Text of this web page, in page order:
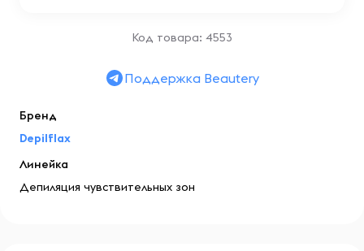
Код товара: 4553
Поддержка Beautery
Бренд
Depilflax
Линейка
Депиляция чувствительных зон